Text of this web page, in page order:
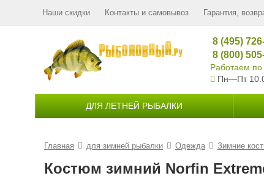
Наши скидки Контакты и самовывоз Гарантия,
8 (495)
8 (800)
Работаем по
Пн—Пт
ДЛЯ ЛЕТНЕЙ РЫБАЛКИ
Главная для зимней рыбалки Одежда Зимние
Костюм зимний Norfin